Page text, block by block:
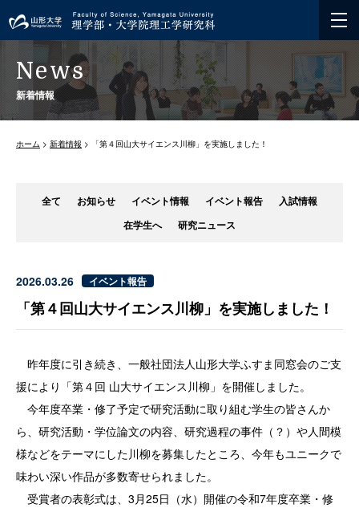
News
新着情報
ホーム > 新着情報 > 「第４回山大サイエンス川柳」を実施しました！
全て お知らせ イベント情報 イベント報告
入試情報
在学生へ
研究ニュース
2026.03.26 イベント報告
「第４回山大サイエンス川柳」を実施しました！
昨年度に引き続き、一般社団法人山形大学ふすま同窓会のご支
援により「第４回 山大サイエンス川柳」を開催しました。
今年度卒業・修了予定で研究活動に取り組む学生の皆さんか
ら、研究活動・学位論文の内容、研究過程の事件（？）や人間模
様などをテーマにした川柳を募集したところ、今年もユニークで
味わい深い作品が多数寄せられました。
受賞者の表彰式は、3月25日（水）開催の令和7年度卒業・修